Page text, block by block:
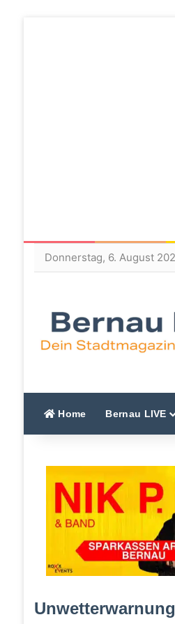
Donnerstag, 6. August
Home Bernau LIVE